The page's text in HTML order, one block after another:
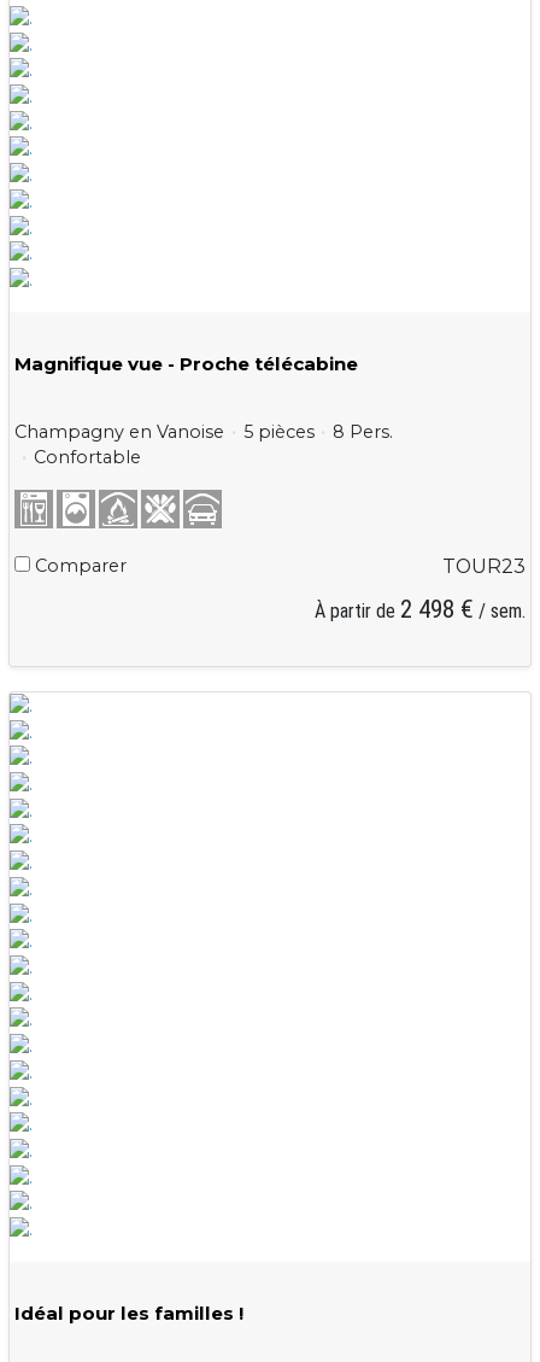
Magnifique vue - Proche télécabine
Champagny en Vanoise 5 pièces
8 Pers.
Confortable
Comparer
TOUR23
À partir de 2 498 € / sem.
Idéal pour les familles !